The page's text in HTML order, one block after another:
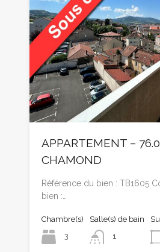
APPARTEMENT –
CHAMOND
Référence du bien : TB1605
bien :…
Chambre(s)
3
Salle(s) de bain
1